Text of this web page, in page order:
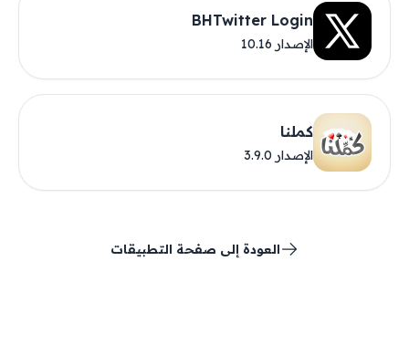
BHTwitter Login
الإصدار 10.16
كملنا
الإصدار 3.9.0
العودة إلى صفحة التطبيقات